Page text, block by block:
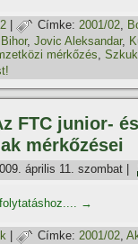
| Címke: 2001/02,
,Jovic Aleksandar,
mérkőzés,
FTC junior- és
mérkőzései
április 11. szombat
→
| Címke: 2001/02,